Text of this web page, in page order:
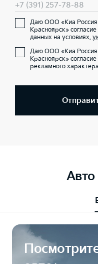
+7 (391) 257-78-88
Даю ООО «Киа
Красноярск»
данных на условиях,
Даю ООО «Киа
Красноярск»
рекламного
Авто